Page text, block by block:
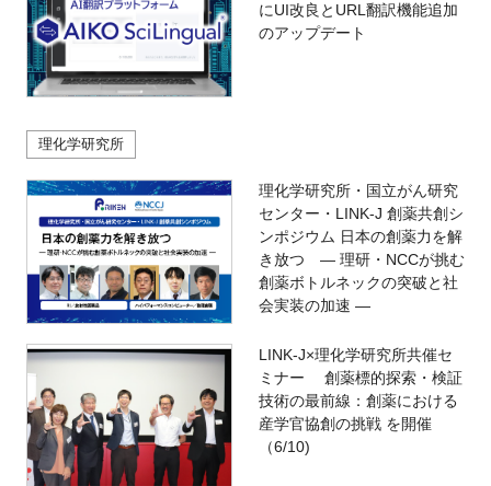
にUI改良とURL翻訳機能追加
のアップデート
理化学研究所
理化学研究所・国立がん研究
センター・LINK-J 創薬共創シ
ンポジウム 日本の創薬力を解
き放つ ― 理研・NCCが挑む
創薬ボトルネックの突破と社
会実装の加速 ―
LINK-J×理化学研究所共催セ
ミナー 創薬標的探索・検証
技術の最前線：創薬における
産学官協創の挑戦 を開催
（6/10)